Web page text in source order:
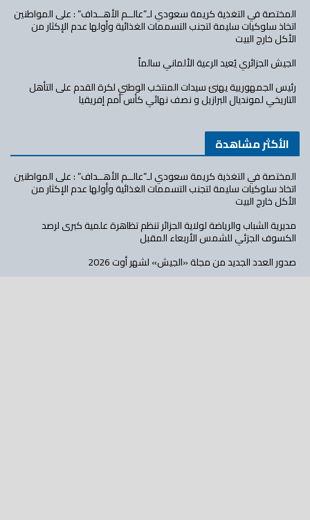
المختصة في التغذية كريمة سعودي لـ”عالــم الأهــداف” : على المواطنين
اتخاذ سلوكيات سليمة لتجنب التسممات الغذائية وأولها عدم الإكثار من
الأكل خارج البيت
الجيش الجزائري يُعيد الرعية الألماني سالماً
رئيس الجمهوريية يهنئ سيدات المنتخب الوطني لكرة القدم على التأهل
التاريخي لمونديال البرازيل و نصف نهائي كأس أمم إفريقيا
الأكثر مشاهدة
المختصة في التغذية كريمة سعودي لـ”عالــم الأهــداف” : على المواطنين
اتخاذ سلوكيات سليمة لتجنب التسممات الغذائية وأولها عدم الإكثار من
الأكل خارج البيت
مديرية الشباب والرياضة لولاية الجزائر تنظم تظاهرة علمية كبرى لرصد
الكسوف الجزئي للشمس الأربعاء المقبل
صدور العدد الجديد من مجلة «الجيش» لشهر أوت 2026